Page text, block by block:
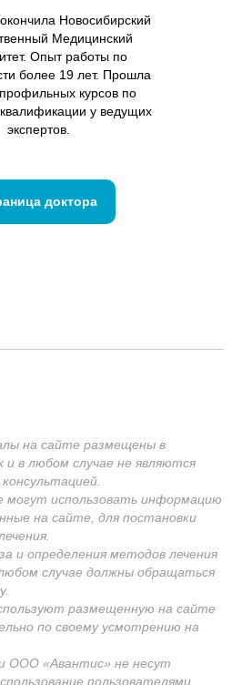
Новосибирский
Медицинский
Опыт работы по
более 19 лет. Прошла
курсов по
у ведущих
экспертов.
доктора
на сайте размещены в
и в любом случае не являются
могут использовать информацию
на сайте, для постановки
и определения методов лечения
случае должны обращаться
размещенную на сайте
по своему усмотрению на
ООО «Авантис» не несут
пользователями